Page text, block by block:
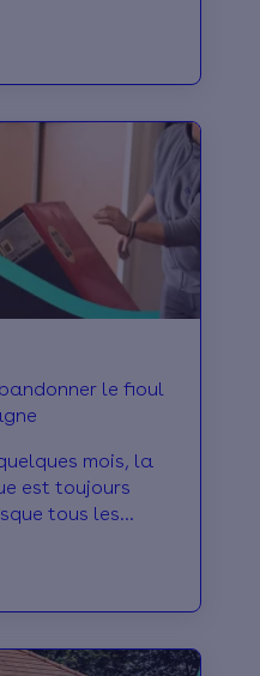
de ce mois
le fioul
mois, la
est toujours
tous les
au